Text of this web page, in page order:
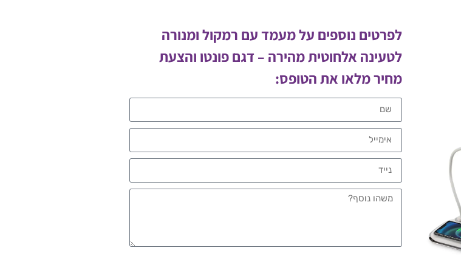
לפרטים נוספים על מעמד עם רמקול ומנורה
לטעינה אלחוטית מהירה – דגם פונטו והצעת
מחיר מלאו את הטופס: